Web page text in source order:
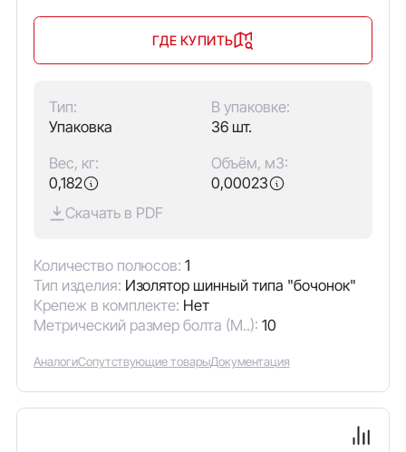
ГДЕ КУПИТЬ
Тип:
Упаковка
В упаковке:
36 шт.
Вес, кг:
0,182
Объём, м3:
0,00023
Скачать в PDF
Количество полюсов: 1
Тип изделия: Изолятор шинный типа "бочонок"
Крепеж в комплекте: Нет
Метрический размер болта (М..): 10
АналогиСопутствующие товарыДокументация